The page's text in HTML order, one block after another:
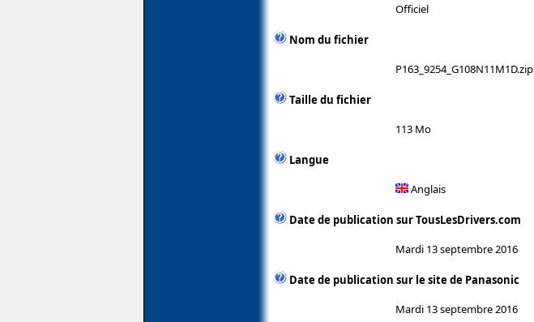
Officiel
Nom du fichier
P163_9254_G108N11M1D.zip
Taille du fichier
113 Mo
Langue
Anglais
Date de publication sur TousLesDrivers.com
Mardi 13 septembre 2016
Date de publication sur le site de Panasonic
Mardi 13 septembre 2016